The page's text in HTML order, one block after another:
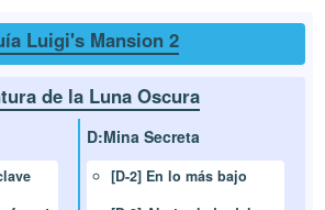
Luigi's Mansion 2
de la Luna Oscura
D:Mina Secreta
[D-2] En lo más bajo